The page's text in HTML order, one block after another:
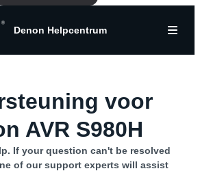
Denon Helpcentrum
voor
AVR S980H
If your question can't be resolved
of our support experts will assist